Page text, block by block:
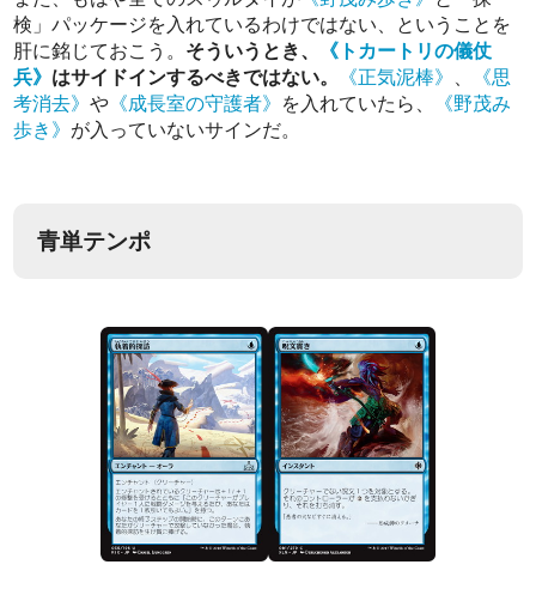
検」パッケージを入れているわけではない、ということを
肝に銘じておこう。 そういうとき、
《トカートリの儀仗
兵》 はサイドインするべきではない。 《正気泥棒》
《思
考消去》や 《成長室の守護者》 を入れていたら、
《野茂み
歩き》 が入っていないサインだ。
青単テンポ